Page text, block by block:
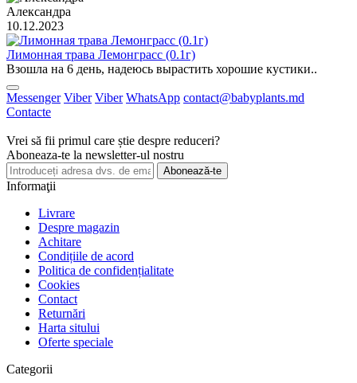
Александра
10.12.2023
Лимонная трава Лемонграсс (0.1г)
Взошла на 6 день, надеюсь вырастить хорошие кустики..
Messenger Viber Viber WhatsApp contact@babyplants.md
Contacte
Vrei să fii primul care știe despre reduceri?
Aboneaza-te la newsletter-ul nostru
Abonează-te
Informaţii
Livrare
Despre magazin
Achitare
Condițiile de acord
Politica de confidențialitate
Cookies
Contact
Returnări
Harta sitului
Oferte speciale
Categorii